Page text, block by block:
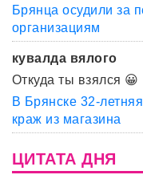
Брянца осудили за
организациям
кувалда вялого
Откуда ты взялся 😀
В Брянске 32-
краж из магазина
ЦИТАТА ДНЯ